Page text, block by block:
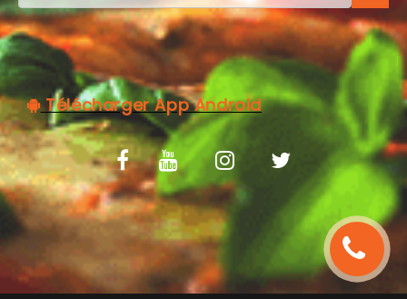
Télécharger App Android